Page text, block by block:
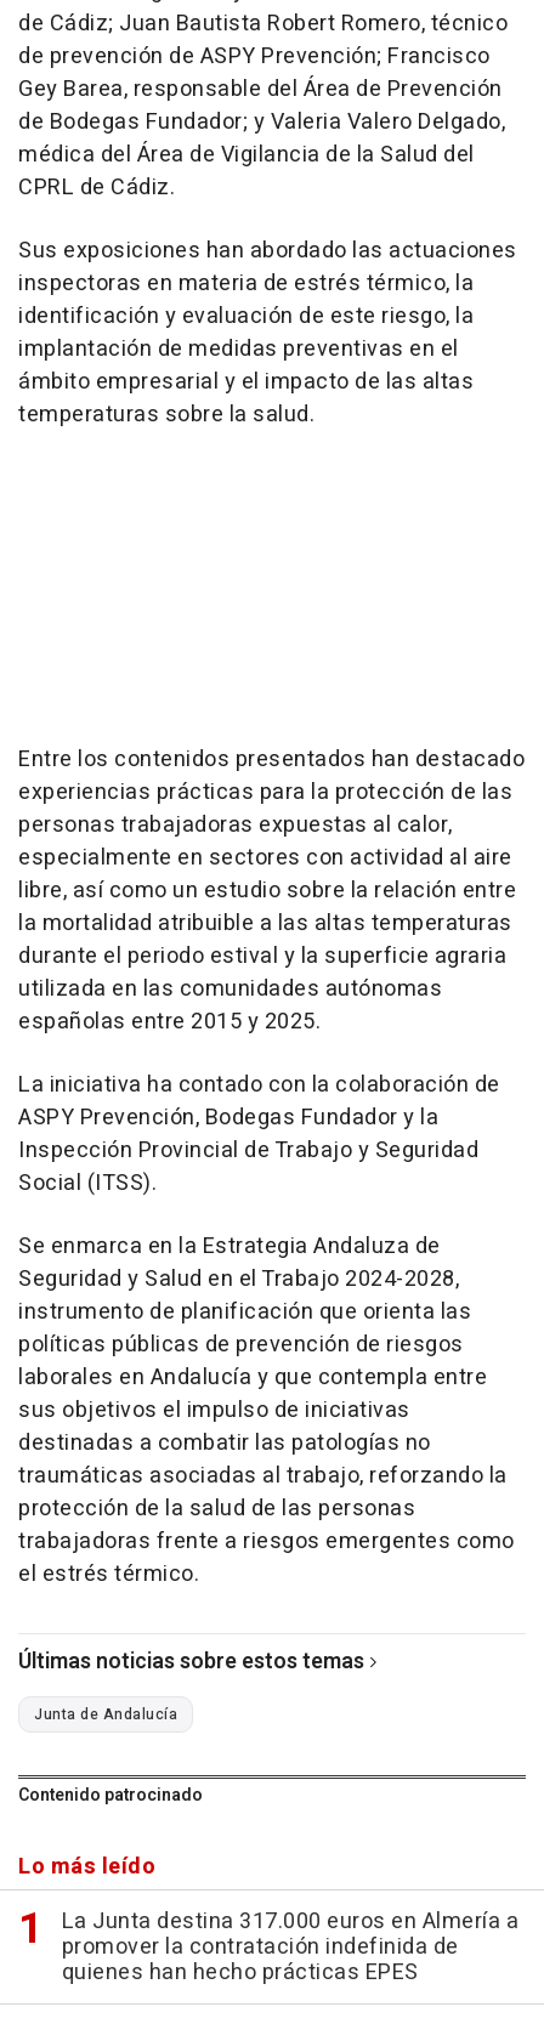
de Cádiz; Juan Bautista Robert Romero, técnico
de prevención de ASPY Prevención; Francisco
Gey Barea, responsable del Área de Prevención
de Bodegas Fundador; y Valeria Valero Delgado,
médica del Área de Vigilancia de la Salud del
CPRL de Cádiz.
Sus exposiciones han abordado las actuaciones
inspectoras en materia de estrés térmico, la
identificación y evaluación de este riesgo, la
implantación de medidas preventivas en el
ámbito empresarial y el impacto de las altas
temperaturas sobre la salud.
Entre los contenidos presentados han destacado
experiencias prácticas para la protección de las
personas trabajadoras expuestas al calor,
especialmente en sectores con actividad al aire
libre, así como un estudio sobre la relación entre
la mortalidad atribuible a las altas temperaturas
durante el periodo estival y la superficie agraria
utilizada en las comunidades autónomas
españolas entre 2015 y 2025.
La iniciativa ha contado con la colaboración de
ASPY Prevención, Bodegas Fundador y la
Inspección Provincial de Trabajo y Seguridad
Social (ITSS).
Se enmarca en la Estrategia Andaluza de
Seguridad y Salud en el Trabajo 2024-2028,
instrumento de planificación que orienta las
políticas públicas de prevención de riesgos
laborales en Andalucía y que contempla entre
sus objetivos el impulso de iniciativas
destinadas a combatir las patologías no
traumáticas asociadas al trabajo, reforzando la
protección de la salud de las personas
trabajadoras frente a riesgos emergentes como
el estrés térmico.
Últimas noticias sobre estos temas
Junta de Andalucía
Contenido patrocinado
Lo más leído
La Junta destina 317.000 euros en Almería a
promover la contratación indefinida de
quienes han hecho prácticas EPES